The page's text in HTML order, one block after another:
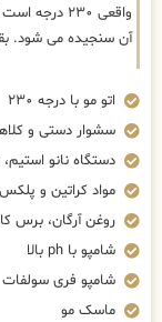
واقعی ۲۳۰
آن سنجیده می شود.
اتو مو با درجه ۲۳۰
سشوار دستی و
دستگاه نانو
مواد کراتین و پلکس
روغن آرگان، برس
شامپو با ph بالا
شامپو فری سولفات
ماسک مو